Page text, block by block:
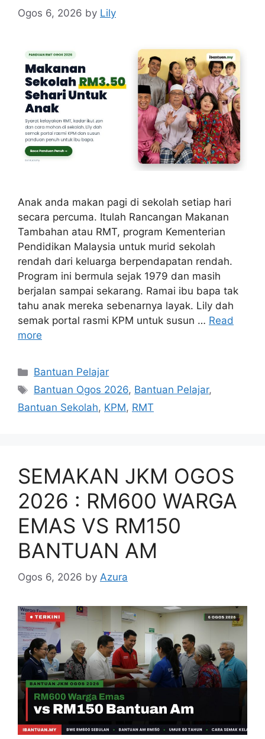
Ogos 6, 2026 by Lily
Anak anda makan pagi di sekolah setiap hari
secara percuma. Itulah Rancangan Makanan
Tambahan atau RMT, program Kementerian
Pendidikan Malaysia untuk murid sekolah
rendah dari keluarga berpendapatan rendah.
Program ini bermula sejak 1979 dan masih
berjalan sampai sekarang. Ramai ibu bapa tak
tahu anak mereka sebenarnya layak. Lily dah
semak portal rasmi KPM untuk susun … Read
more
Categories
Bantuan Pelajar
Tags
Bantuan Ogos 2026, Bantuan Pelajar,
Bantuan Sekolah, KPM, RMT
SEMAKAN JKM OGOS
2026 : RM600 WARGA
EMAS VS RM150
BANTUAN AM
Ogos 6, 2026 by Azura